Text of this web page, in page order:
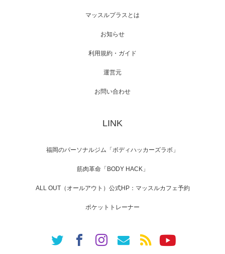
映画「メカバース」舞台挨拶へマッスルプラ
【TV】NHK BS「COOL JAPAN 」にてマッス
「ねとらぼ」さんに…
マッスルプラスとは
お知らせ
利用規約・ガイド
運営元
お問い合わせ
LINK
福岡のパーソナルジム「ボディハッカーズラボ」
筋肉革命「BODY HACK」
ALL OUT（オールアウト）公式HP：マッスルカフェ予約
ポケットトレーナー